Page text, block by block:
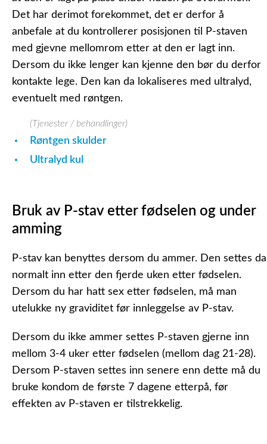
Det har derimot forekommet, det er derfor å
anbefale at du kontrollerer posisjonen til P-staven
med gjevne mellomrom etter at den er lagt inn.
Dersom du ikke lenger kan kjenne den bør du derfor
kontakte lege. Den kan da lokaliseres med ultralyd,
eventuelt med røntgen.
(Tjenester / behandlinger)
Røntgen skulder
Ultralyd kul
Bruk av P-stav etter fødselen og under
amming
P-stav kan benyttes dersom du ammer. Den settes da
normalt inn etter den fjerde uken etter fødselen.
Dersom du har hatt sex etter fødselen, må man
utelukke ny graviditet før innleggelse av P-stav.
Dersom du ikke ammer settes P-staven gjerne inn
mellom 3-4 uker etter fødselen (mellom dag 21-28).
Dersom P-staven settes inn senere enn dette må du
bruke kondom de første 7 dagene etterpå, før
effekten av P-staven er tilstrekkelig.